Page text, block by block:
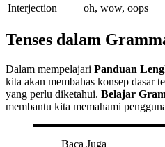
Interjection
oh, wow, oops
Tenses dalam
Dalam mempelajari Panduan
kita akan membahas konsep dasar
yang perlu diketahui. Belajar
membantu kita memahami
Baca Juga